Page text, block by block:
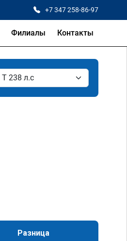
+7 347 258-86-97
Филиалы Контакты
Разница